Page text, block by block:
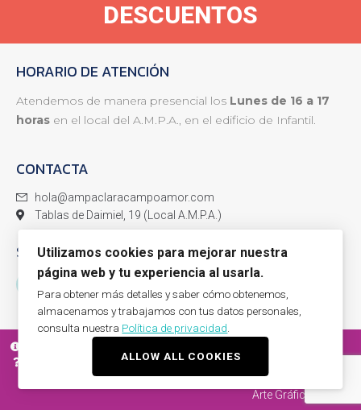
DESCUENTOS
HORARIO DE ATENCIÓN
Atendemos de manera presencial los Lunes de 16 a 17
horas en el local del A.M.P.A., en el edificio de Infantil.
CONTACTA
hola@ampaclaracampoamor.com
Tablas de Daimiel, 19 (Local A.M.P.A.)
SÍGUENOS
PREGUNTAS FRECUENTES
CONTACTA
Arte Gráfico
Utilizamos cookies para mejorar nuestra
página web y tu experiencia al usarla.
Para obtener más detalles y saber cómo obtenemos,
almacenamos y trabajamos con tus datos personales,
consulta nuestra Política de privacidad
ALLOW ALL COOKIES